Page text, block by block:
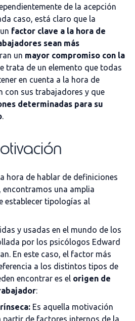
de la acepción
caso, está claro que la
factor clave a la hora de
sean más
un mayor compromiso con la
trata de un elemento que todas
en cuenta a la hora de
con sus trabajadores y que
determinadas para su
.
hora de hablar de definiciones
una amplia
establecer tipologías al
y usadas en el mundo de los
por los psicólogos Edward
En este caso, el factor más
a los distintos tipos de
encontrar es el origen de
:
Es aquella motivación
partir de factores internos de la